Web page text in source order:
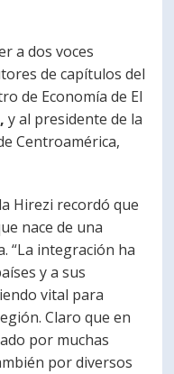
a dos voces
de capítulos del
de Economía de El
y al presidente de la
Centroamérica,
Hirezi recordó que
nace de una
“La integración ha
y a sus
vital para
Claro que en
por muchas
por diversos